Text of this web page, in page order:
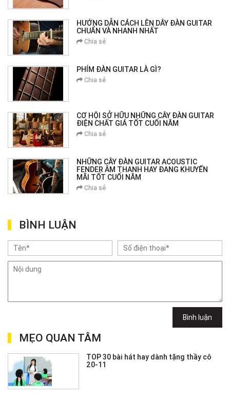
HƯỚNG DẪN CÁCH LÊN DÂY ĐÀN GUITAR
CHUẨN VÀ NHANH NHẤT
Chia sẻ
PHÍM ĐÀN GUITAR LÀ GÌ?
Chia sẻ
CƠ HỘI SỞ HỮU NHỮNG CÂY ĐÀN GUITAR
ĐIỆN CHẤT GIÁ TỐT CUỐI NĂM
Chia sẻ
NHỮNG CÂY ĐÀN GUITAR ACOUSTIC
FENDER ÂM THANH HAY ĐANG KHUYẾN
MÃI TỐT CUỐI NĂM
Chia sẻ
BÌNH LUẬN
Bình luận
MẸO QUAN TÂM
TOP 30 bài hát hay dành tặng thầy cô
20-11